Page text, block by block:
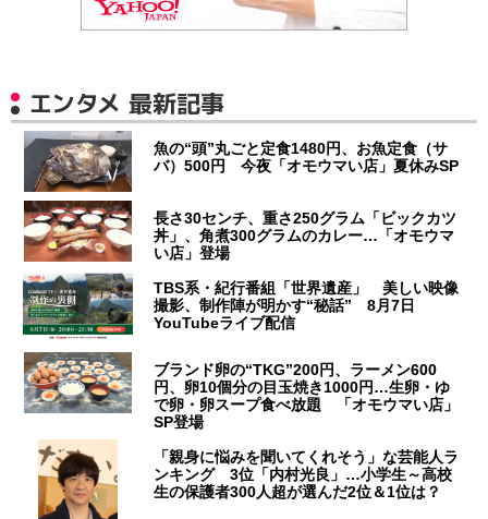
エンタメ 最新記事
魚の“頭”丸ごと定食1480円、お魚定食（サ
バ）500円 今夜「オモウマい店」夏休みSP
長さ30センチ、重さ250グラム「ビックカツ
丼」、角煮300グラムのカレー…「オモウマ
い店」登場
TBS系・紀行番組「世界遺産」 美しい映像
撮影、制作陣が明かす“秘話” 8月7日
YouTubeライブ配信
ブランド卵の“TKG”200円、ラーメン600
円、卵10個分の目玉焼き1000円…生卵・ゆ
で卵・卵スープ食べ放題 「オモウマい店」
SP登場
「親身に悩みを聞いてくれそう」な芸能人ラ
ンキング 3位「内村光良」…小学生～高校
生の保護者300人超が選んだ2位＆1位は？